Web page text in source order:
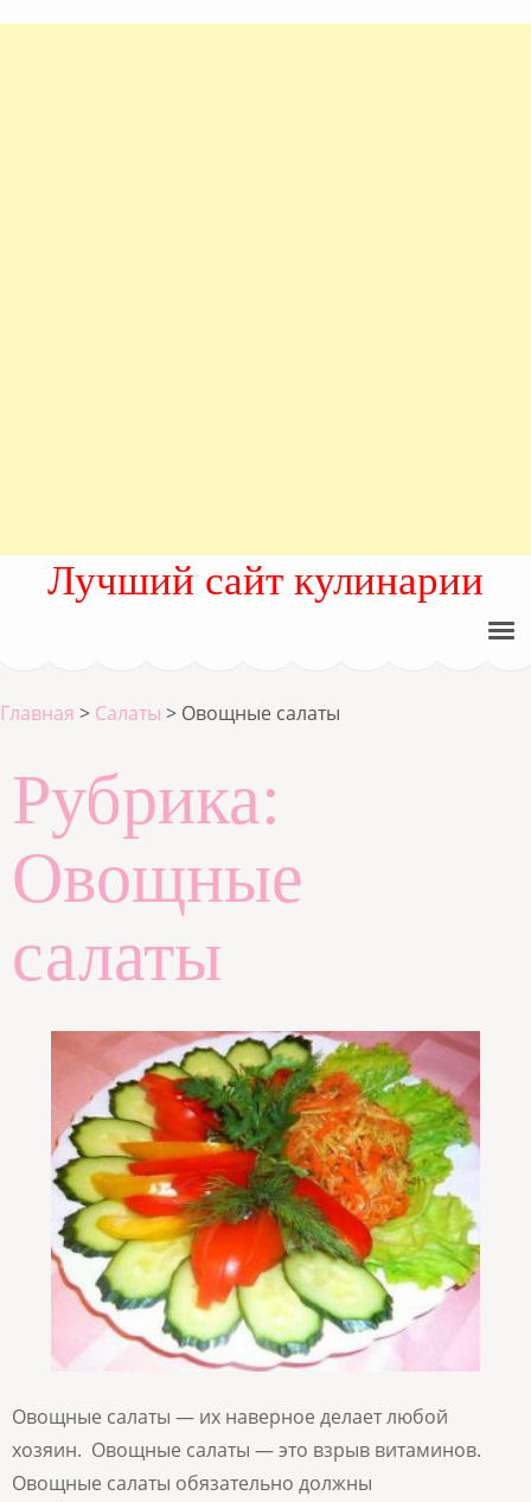
Лучший сайт кулинарии
Главная > Салаты > Овощные салаты
Рубрика:
Овощные
салаты
Овощные салаты — их наверное делает любой
хозяин. Овощные салаты — это взрыв витаминов.
Овощные салаты обязательно должны